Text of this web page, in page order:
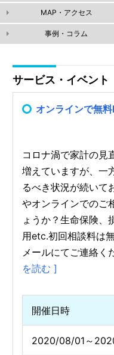
MAP・アクセス
事例・コラム
サービス・イベント
オンラインで無料
コロナ渦で家計の見
増えていますが、一
るべき状況が続いて
やオンラインでのご
ょうか？生命保険、
用etc.初回相談料は
メールにてご連絡く
を読む ]
開催日時
2020/08/01～